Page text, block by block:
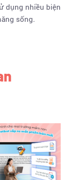
dụng nhiều biện
sống.